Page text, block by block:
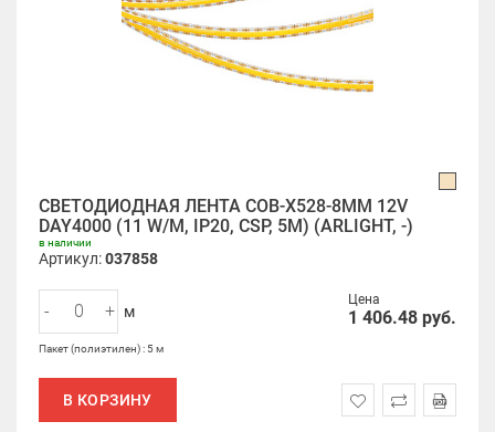
СВЕТОДИОДНАЯ ЛЕНТА COB-X528-8MM 12V
DAY4000 (11 W/M, IP20, CSP, 5M) (ARLIGHT, -)
в наличии
Артикул:037858
Цена
1 406.48 руб.
- + м
Пакет (полиэтилен) : 5 м
В КОРЗИНУ